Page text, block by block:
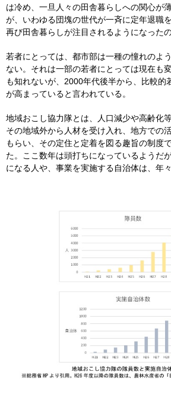
は冷め、一旦人々の田舎暮らしへの関心が
が、いわゆる団塊の世代が一斉に定年退職
再び田舎暮らしが注目されるようになったの
若者にとっては、都市部は一種の憧れのよ
ない。それは一部の若者にとっては現在も
も知れないが、2000年代後半から、比較的
が高まっていると言われている。
地域おこし協力隊とは、人口減少や高齢化
その地域外から人材を受け入れ、地方での
もらい、その定住と定着を図る趣旨の制度
た。ここ数年は頭打ちになっているようだ
になる人や、事業を実施する自治体は、年